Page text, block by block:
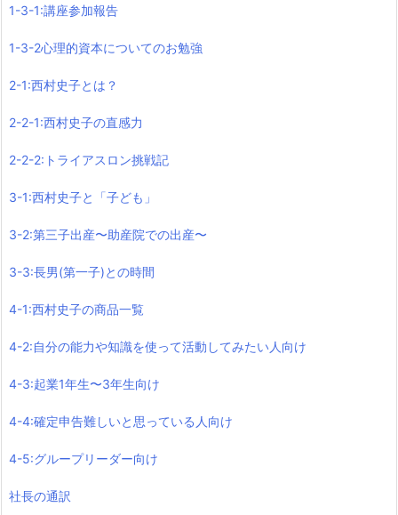
1-3-1:講座参加報告
1-3-2心理的資本についてのお勉強
2-1:西村史子とは？
2-2-1:西村史子の直感力
2-2-2:トライアスロン挑戦記
3-1:西村史子と「子ども」
3-2:第三子出産〜助産院での出産〜
3-3:長男(第一子)との時間
4-1:西村史子の商品一覧
4-2:自分の能力や知識を使って活動してみたい人向け
4-3:起業1年生〜3年生向け
4-4:確定申告難しいと思っている人向け
4-5:グループリーダー向け
社長の通訳